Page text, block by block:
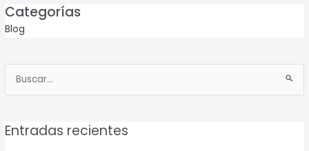
Categorías
Blog
Buscar
por:
Entradas recientes